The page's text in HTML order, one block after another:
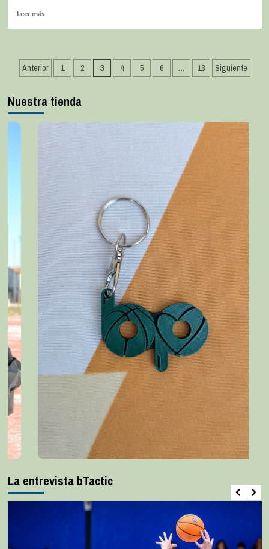
Leer más
Anterior 1 2 3 4 5 6 … 13 Siguiente
Nuestra tienda
La entrevista bTactic